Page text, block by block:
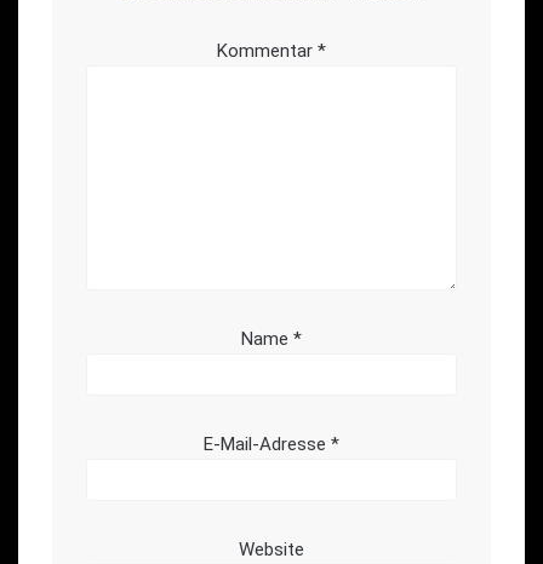
Kommentar *
Name *
E-Mail-Adresse *
Website